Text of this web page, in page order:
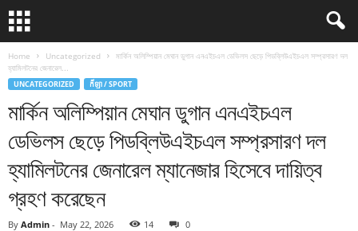
Home Uncategorized
মার্কিন অলিম্পিয়ান মেঘান ডুগান এনএইচএল ডেভিলস ছেড়ে পিডব্লিউএইচএল সম্প্রসারণ দল
হ্যামিলটনের জেনারেল...
UNCATEGORIZED កីឡា / SPORT
মার্কিন অলিম্পিয়ান মেঘান ডুগান এনএইচএল
ডেভিলস ছেড়ে পিডব্লিউএইচএল সম্প্রসারণ দল
হ্যামিলটনের জেনারেল ম্যানেজার হিসেবে দায়িত্ব
গ্রহণ করেছেন
By Admin - May 22, 2026 14 0